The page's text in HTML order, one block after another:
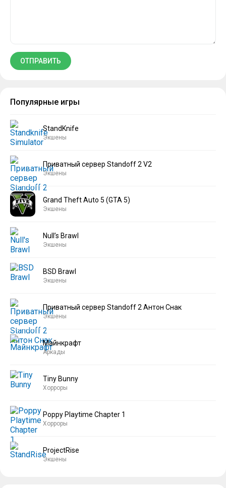
Популярные игры
StandKnife
Экшены
Приватный сервер Standoff 2 V2
Экшены
Grand Theft Auto 5 (GTA 5)
Экшены
Null’s Brawl
Экшены
BSD Brawl
Экшены
Приватный сервер Standoff 2 Антон Снак
Экшены
Майнкрафт
Аркады
Tiny Bunny
Хорроры
Poppy Playtime Chapter 1
Хорроры
ProjectRise
Экшены